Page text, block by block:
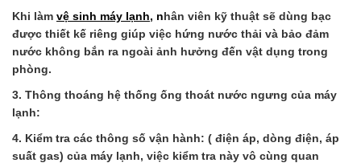
Khi làm vệ sinh máy lạnh, nhân viên kỹ thuật sẽ dùng bạc
được thiết kế riêng giúp việc hứng nước thải và bảo đảm
nước không bắn ra ngoài ảnh hưởng đến vật dụng trong
phòng.
3. Thông thoáng hệ thống ống thoát nước ngưng của máy
lạnh:
4. Kiểm tra các thông số vận hành: ( điện áp, dòng điện, áp
suất gas) của máy lạnh, việc kiểm tra này vô cùng quan